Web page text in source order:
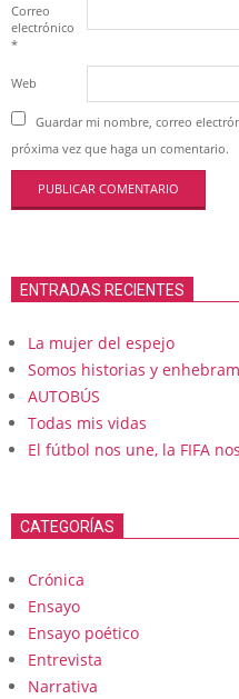
Correo
electrónico
*
Web
Guardar mi nombre, correo
próxima vez que haga un comentario.
ENTRADAS RECIENTES
La mujer del espejo
Somos historias y
AUTOBÚS
Todas mis vidas
El fútbol nos une, la FIFA
CATEGORÍAS
Crónica
Ensayo
Ensayo poético
Entrevista
Narrativa